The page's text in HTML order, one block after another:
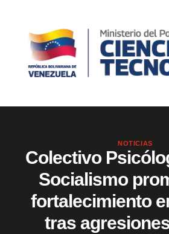
NOTICIAS
Colectivo
Socialismo
fortalecimiento
tras